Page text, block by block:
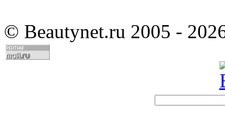
© Beautynet.ru 2005 -